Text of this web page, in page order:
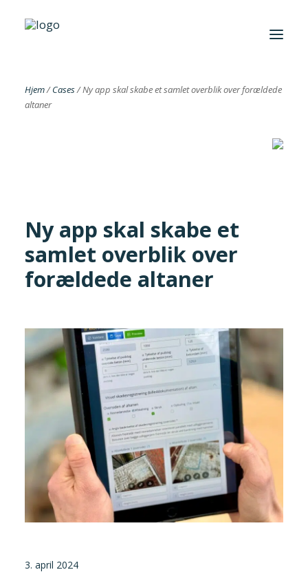
Foreningen
Search
Tilmeld nyhedsbrev
Presse og pressemeddelelser
Kontakt
English
Danske Testfaciliteter
Hjem/Cases/Ny app skal skabe et samlet overblik over forældede
altaner
Ny app skal skabe et
samlet overblik over
forældede altaner
3. april 2024